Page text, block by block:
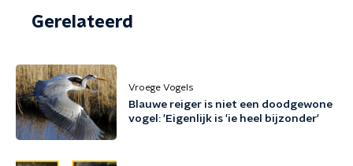
Gerelateerd
Vroege Vogels
Blauwe reiger is niet een doodgewone
vogel: 'Eigenlijk is 'ie heel bijzonder'